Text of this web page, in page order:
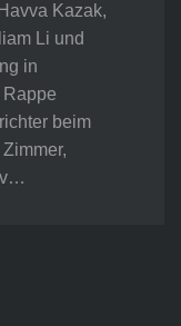
Kazak,
Li und
in
beim